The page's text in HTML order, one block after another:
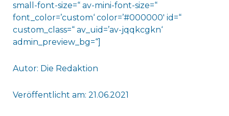
small-font-size=“ av-mini-font-size=“
font_color=’custom‘ color=’#000000′ id=“
custom_class=“ av_uid=’av-jqqkcgkn‘
admin_preview_bg=“]
Autor: Die Redaktion
Veröffentlicht am: 21.06.2021